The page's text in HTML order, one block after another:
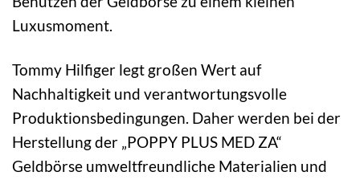
Luxusmoment.
Tommy Hilfiger legt großen Wert auf
Nachhaltigkeit und verantwortungsvolle
Produktionsbedingungen. Daher werden bei der
Herstellung der „POPPY PLUS MED ZA“
Geldbörse umweltfreundliche Materialien und